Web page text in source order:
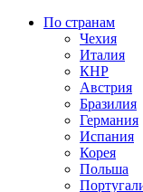
По странам
Чехия
Италия
КНР
Австрия
Бразилия
Германия
Испания
Корея
Польша